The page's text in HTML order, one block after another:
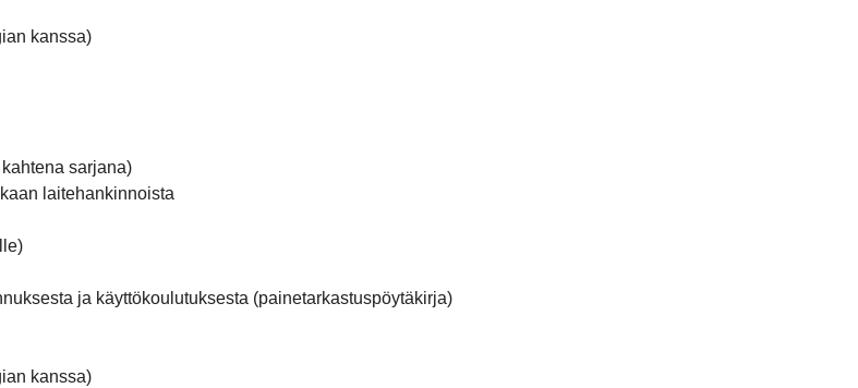
kanssa)
sarjana)
laitehankinnoista
ja käyttökoulutuksesta (painetarkastuspöytäkirja)
kanssa)